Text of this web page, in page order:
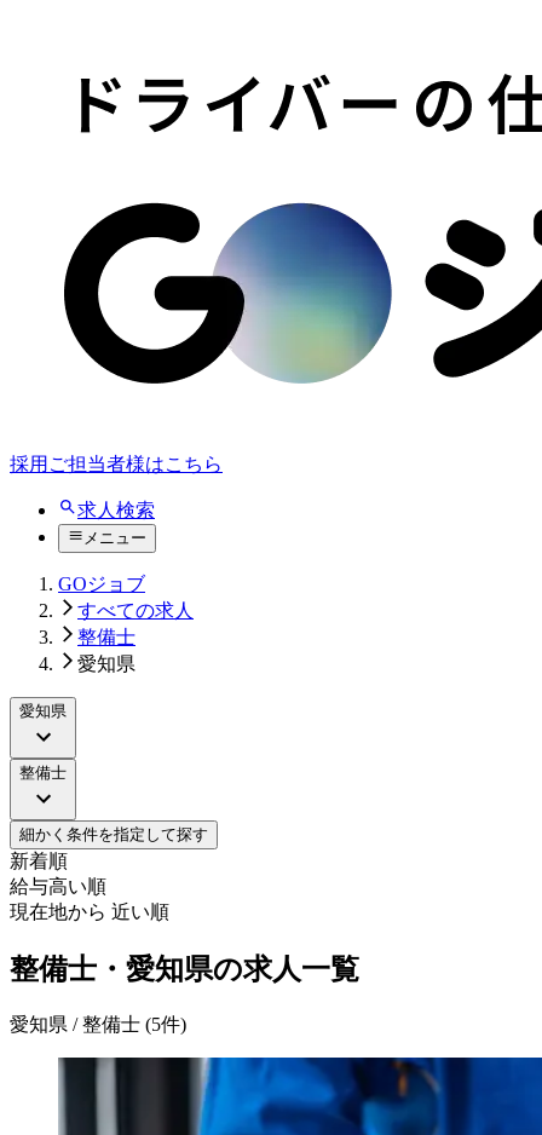
採用ご担当者様はこちら
求人検索
メニュー
GOジョブ
すべての求人
整備士
愛知県
愛知県
整備士
細かく条件を指定して探す
新着順
給与高い順
現在地から 近い順
整備士・愛知県の求人一覧
愛知県 / 整備士 (5件)